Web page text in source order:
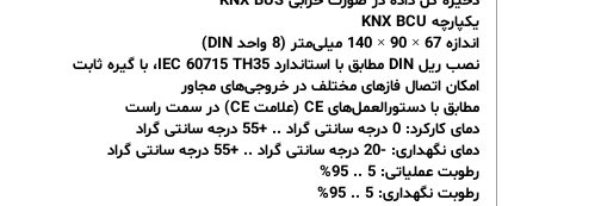
یکپارچه KNX BCU
اندازه 67 × 90 × 140 میلی‌متر (8 واحد DIN)
نصب ریل DIN مطابق با استاندارد IEC 60715 TH35، با گیره ثابت
امکان اتصال فازهای مختلف در خروجی‌های مجاور
مطابق با دستورالعمل‌های CE (علامت CE) در سمت راست
دمای کارکرد: 0 درجه سانتی گراد .. +55 درجه سانتی گراد
دمای نگهداری: -20 درجه سانتی گراد .. +55 درجه سانتی گراد
رطوبت عملیاتی: 5 .. 95%
رطوبت نگهداری: 5 .. 95%